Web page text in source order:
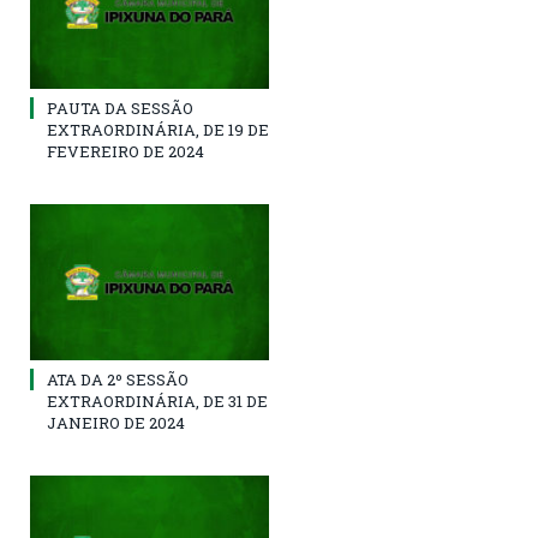
PAUTA DA SESSÃO
EXTRAORDINÁRIA, DE 19 DE
FEVEREIRO DE 2024
ATA DA 2º SESSÃO
EXTRAORDINÁRIA, DE 31 DE
JANEIRO DE 2024